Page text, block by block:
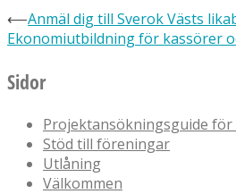
⟵Anmäl dig till Sverok Västs
Ekonomiutbildning för kassörer
Sidor
Projektansökningsguide
Stöd till föreningar
Utlåning
Välkommen